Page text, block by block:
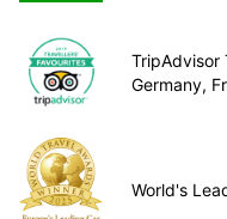
TripAdvisor
Germany,
World's